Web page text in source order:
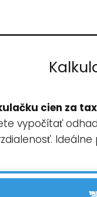
cien za
vypočítať